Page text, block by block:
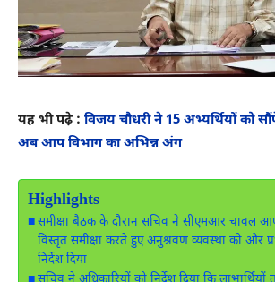
यह भी पढ़े : विजय चौधरी ने 15 अभ्यर्थियों को
अब आप विभाग का अभिन्न अंग
Highlights
समीक्षा बैठक के दौरान सचिव ने सीएमआर चावल
विस्तृत समीक्षा करते हुए अनुश्रवण व्यवस्था को और
निर्देश दिया